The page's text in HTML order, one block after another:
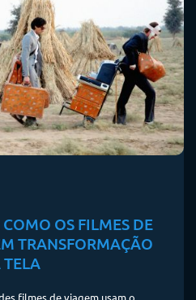
OS FILMES DE
TRANSFORMAÇÃO
TELA
filmes de viagem usam o